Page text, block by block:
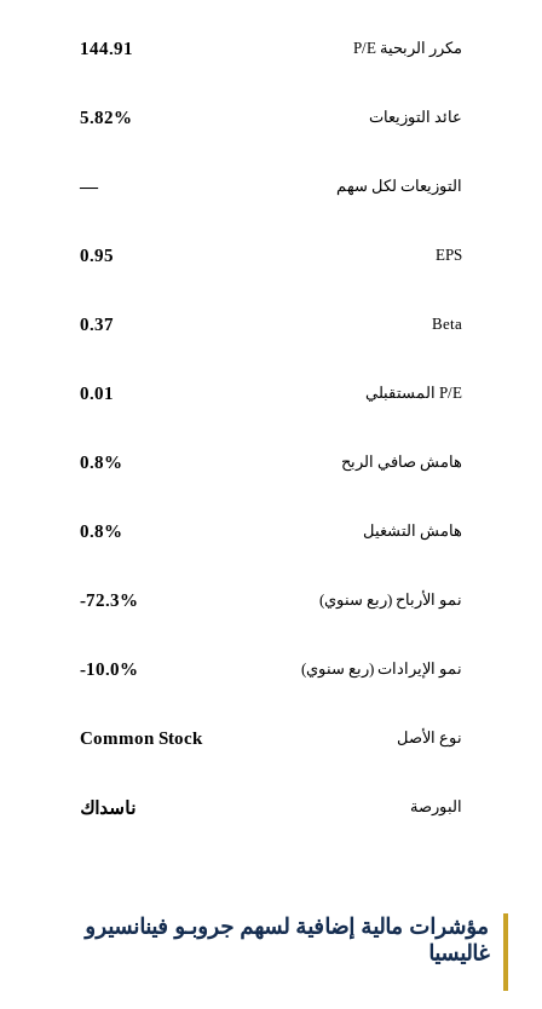
مكرر الربحية P/E 144.91
عائد التوزيعات 5.82%
التوزيعات لكل سهم —
EPS
0.95
Beta
0.37
P/E المستقبلي 0.01
هامش صافي الربح 0.8%
هامش التشغيل 0.8%
نمو الأرباح (ربع سنوي) -72.3%
نمو الإيرادات (ربع سنوي) -10.0%
نوع الأصل Common Stock
البورصة ناسداك
مؤشرات مالية إضافية لسهم جروبـو فينانسيرو
غاليسيا